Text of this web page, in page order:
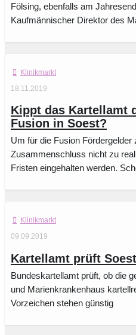
Fölsing, ebenfalls am
Kaufmännischer Direktor des
Klinikmarkt
18.11.2019
Kippt das Kartellamt
Fusion in Soest?
Um für die Fusion
Zusammenschluss nicht zu
Fristen eingehalten werden.
Klinikmarkt
09.09.2019
Kartellamt prüft
Bundeskartellamt prüft, ob die
und Marienkrankenhaus
Vorzeichen stehen günstig